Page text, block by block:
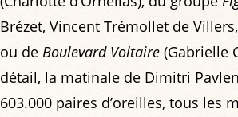
Brézet, Vincent Trémollet de
ou de Boulevard Voltaire (Gabrielle
détail, la matinale de Dimitri
603.000 paires d’oreilles, tous les